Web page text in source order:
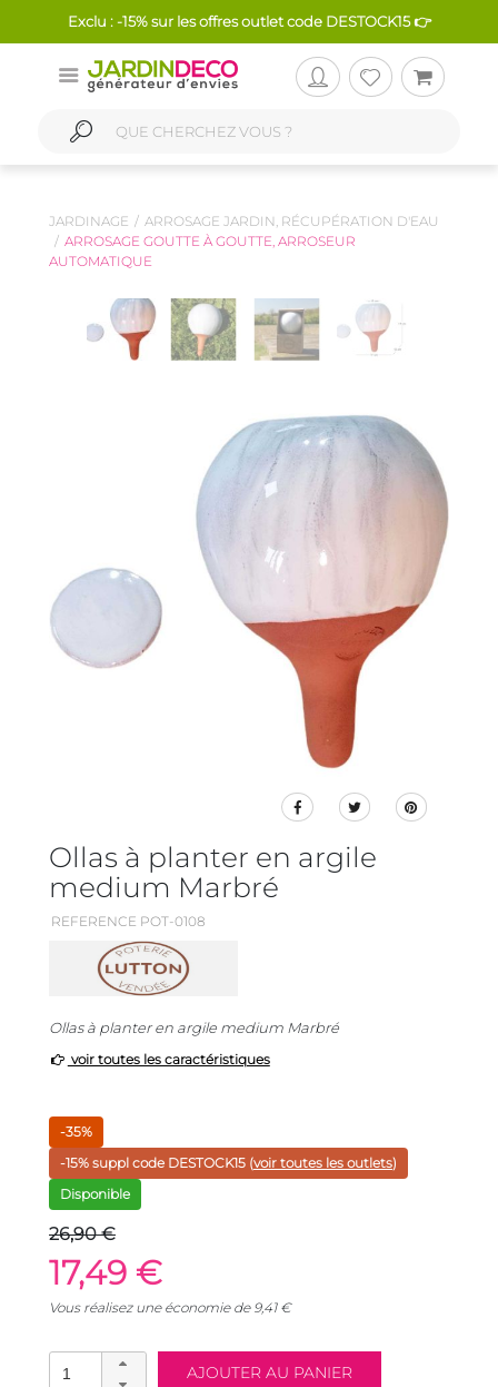
Exclu : -15% sur les offres outlet code DESTOCK15 👉
JARDINAGE
ARROSAGE JARDIN, RÉCUPÉRATION D'EAU
ARROSAGE GOUTTE À GOUTTE, ARROSEUR
AUTOMATIQUE
Ollas à planter en argile
medium Marbré
REFERENCE POT-0108
Ollas à planter en argile medium Marbré
voir toutes les caractéristiques
-35%
-15% suppl code DESTOCK15 (voir toutes les outlets)
Disponible
26,90 €
17,49 €
Vous réalisez une économie de 9,41€